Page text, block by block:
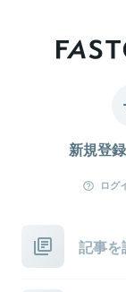
新規登
ログ
記事を